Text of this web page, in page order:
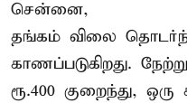
சென்னை,
தங்கம் விலை
காணப்படுகிறது.
ரூ.400 குறைந்து, ஒரு